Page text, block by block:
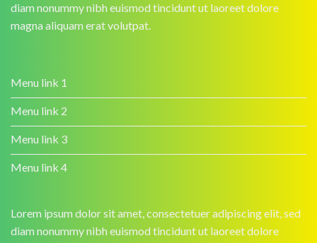
diam nonummy nibh euismod tincidunt ut laoreet dolore
magna aliquam erat volutpat.
Menu link 1
Menu link 2
Menu link 3
Menu link 4
Lorem ipsum dolor sit amet, consectetuer adipiscing elit, sed
diam nonummy nibh euismod tincidunt ut laoreet dolore